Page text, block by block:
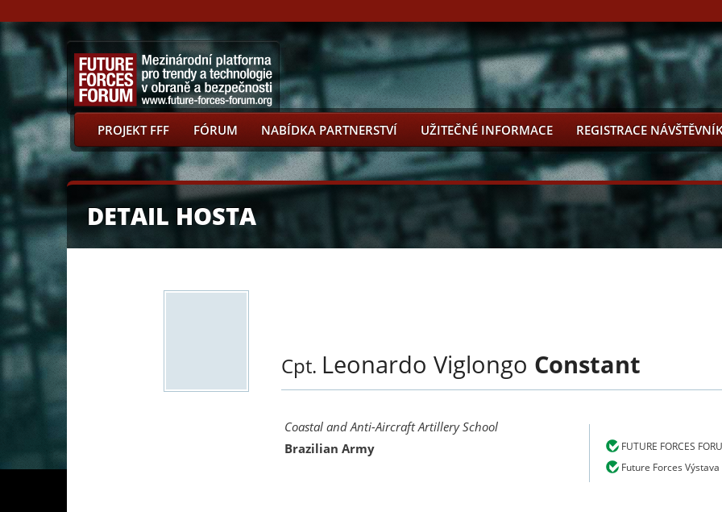
PROJEKT FFF FÓRUM NABÍDKA PARTNERSTVÍ UŽITEČNÉ INFORMACE REGISTRACE
DETAIL HOSTA
Cpt. Leonardo Viglongo Constant
FUTURE FORCES
Future Forces
Coastal and Anti-Aircraft Artillery School
Brazilian Army